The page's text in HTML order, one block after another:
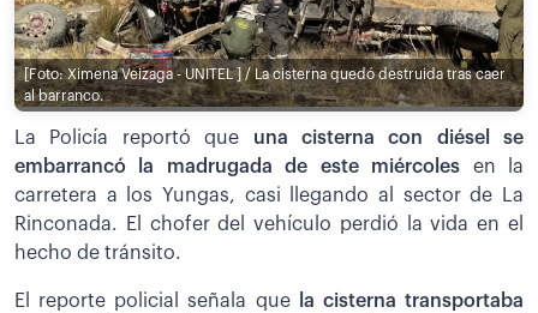
[Foto: Ximena Veizaga - UNITEL ] / La cisterna quedó destruida tras caer
al barranco.
La Policía reportó que una cisterna con diésel se
embarrancó la madrugada de este miércoles en la
carretera a los Yungas, casi llegando al sector de La
Rinconada. El chofer del vehículo perdió la vida en el
hecho de tránsito.
El reporte policial señala que
la cisterna transportaba